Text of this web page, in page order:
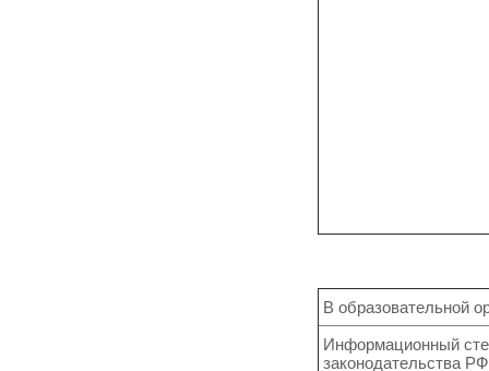
В образовательной
Информационный
законодательства РФ